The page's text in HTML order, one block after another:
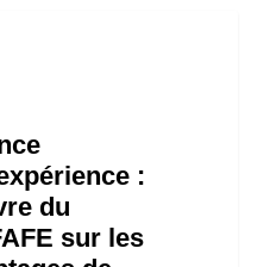
:
du
sur les